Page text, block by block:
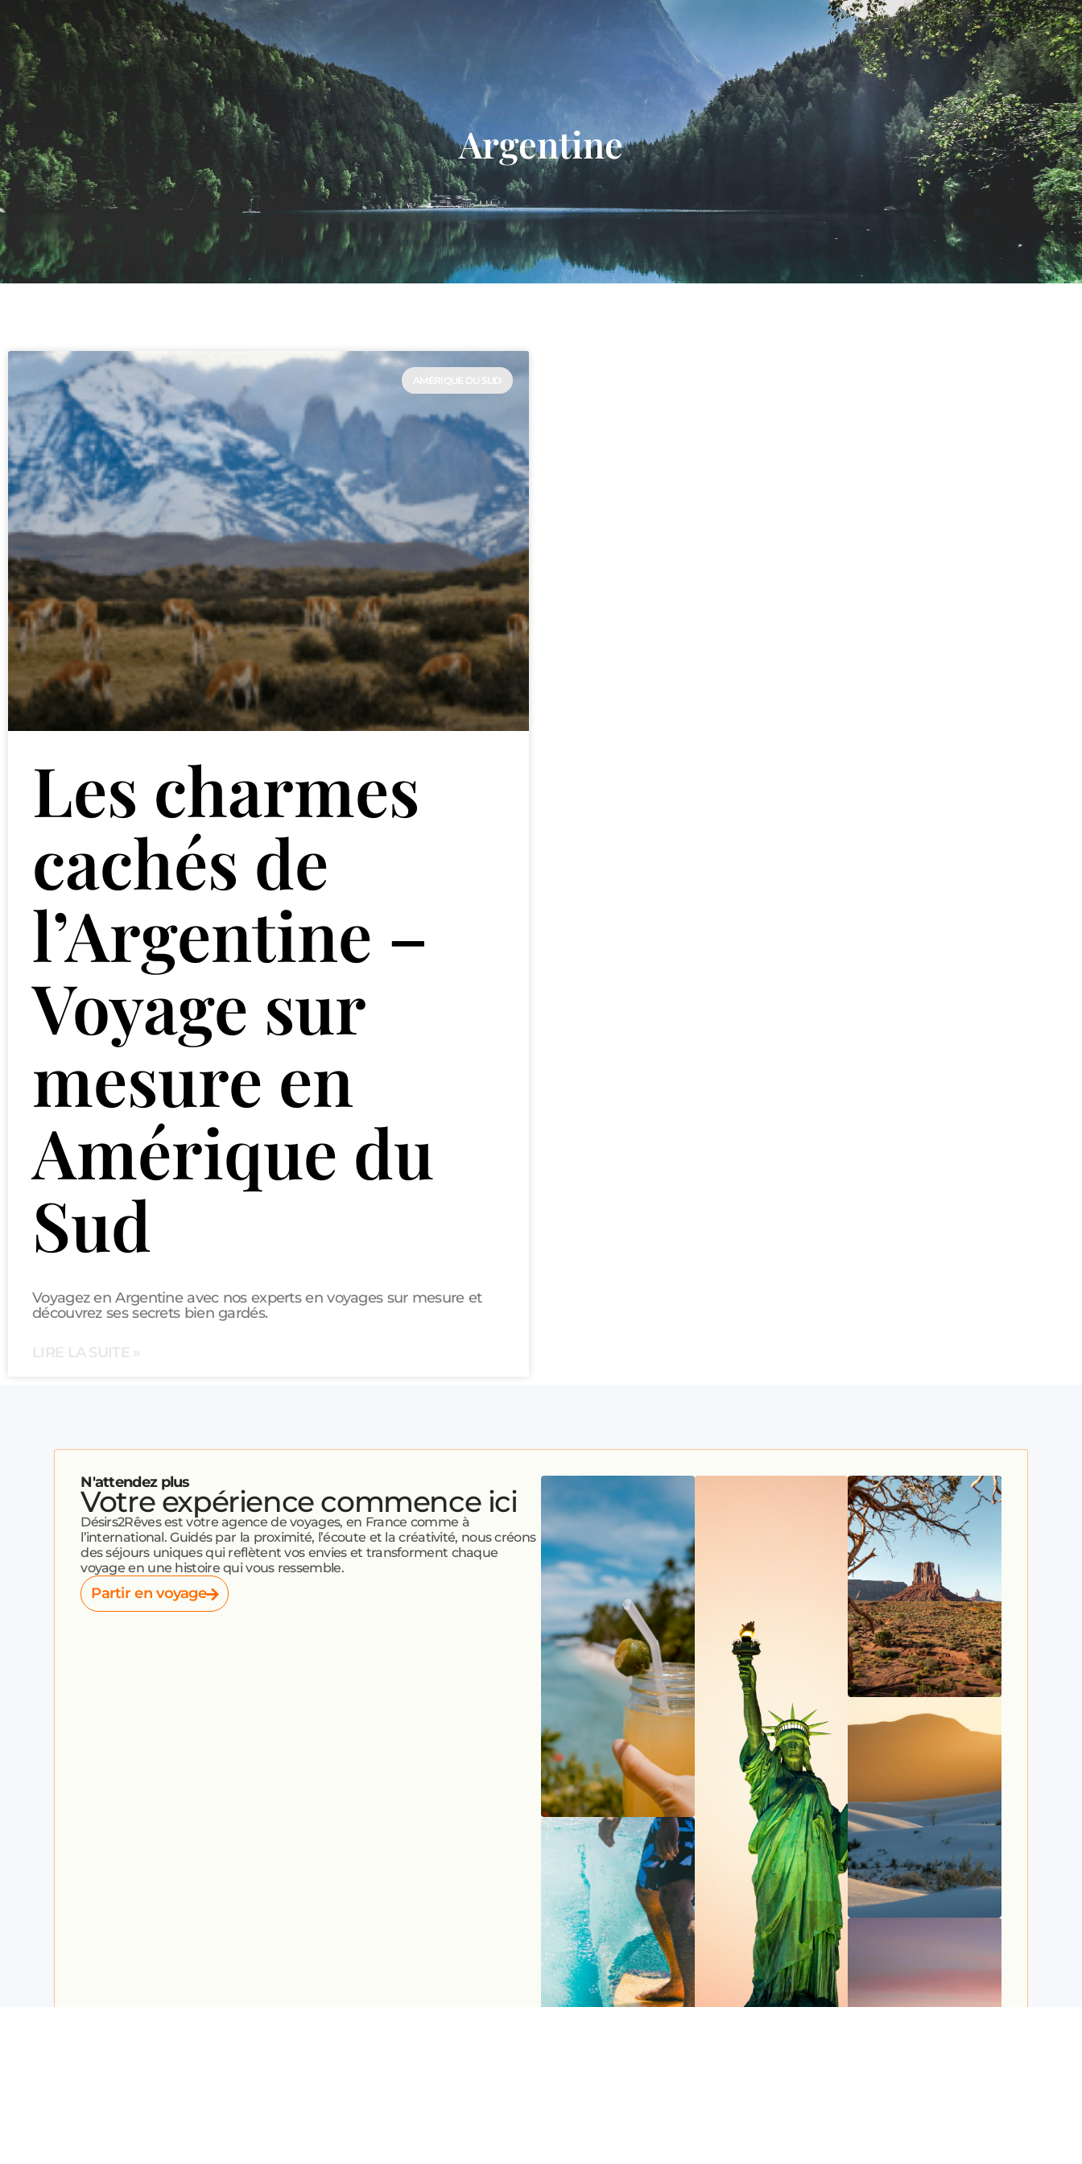
Groupes France Affaires Notre histoire
Argentine
AMÉRIQUE DU SUD
Les charmes
cachés de
l’Argentine –
Voyage sur
mesure en
Amérique du
Sud
Voyagez en Argentine avec nos experts en voyages sur mesure et
découvrez ses secrets bien gardés.
LIRE LA SUITE »
N'attendez plus
Votre expérience commence ici
Désirs2Rêves est votre agence de voyages, en France comme à
l’international. Guidés par la proximité, l’écoute et la créativité, nous créons
des séjours uniques qui reflètent vos envies et transforment chaque
voyage en une histoire qui vous ressemble.
Partir en voyage